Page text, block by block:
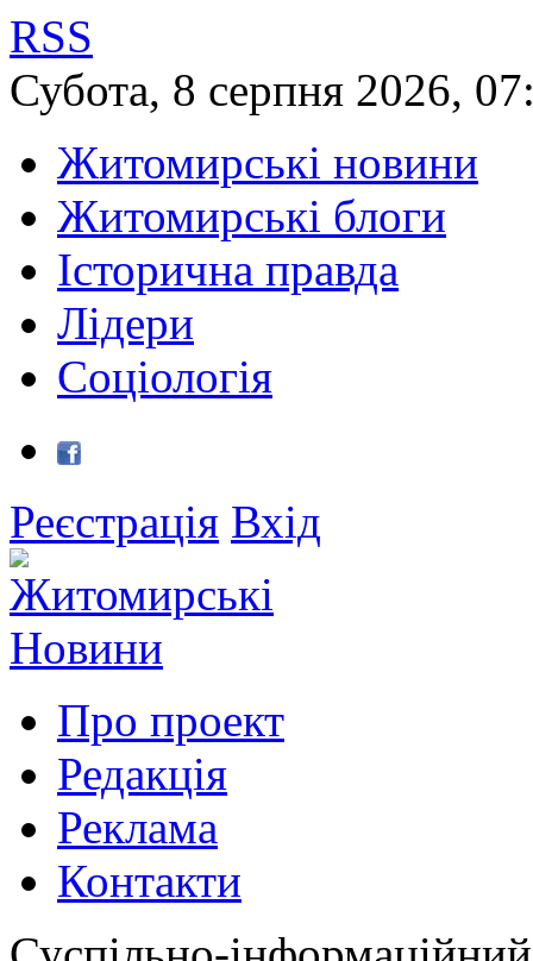
RSS
Субота, 8 серпня 2026,
Житомирські новини
Житомирські блоги
Історична правда
Лідери
Соціологія
Реєстрація Вхід
Про проект
Редакція
Реклама
Контакти